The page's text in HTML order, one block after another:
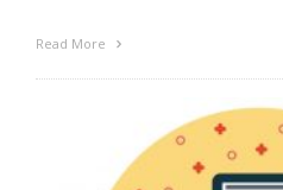
Read More